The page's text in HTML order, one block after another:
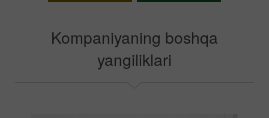
Kompaniyaning boshqa
yangiliklari